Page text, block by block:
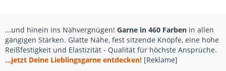
...und hinein ins Nähvergnügen! Garne in 460 Farben in allen
gängigen Stärken. Glatte Nähe, fest sitzende Knöpfe, eine hohe
Reißfestigkeit und Elastizität - Qualität für höchste Ansprüche.
...jetzt Deine Lieblingsgarne entdecken! [Reklame]